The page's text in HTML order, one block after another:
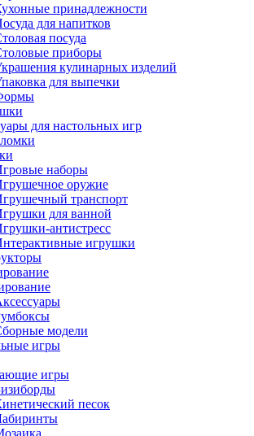
принадлежности
для напитков
посуда
приборы
кулинарных изделий
для выпечки
для настольных игр
наборы
оружие
транспорт
для ванной
антистресс
игрушки
модели
игры
игры
песок